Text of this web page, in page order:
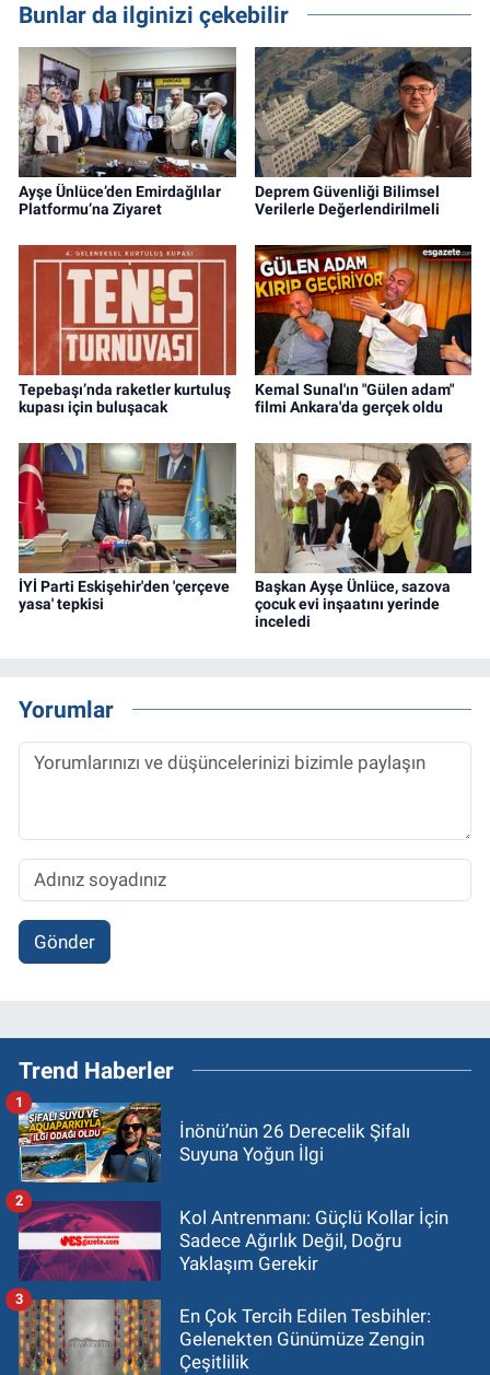
Bunlar da ilginizi çekebilir
Ayşe Ünlüce’den Emirdağlılar
Platformu’na Ziyaret
Deprem Güvenliği Bilimsel
Verilerle Değerlendirilmeli
Tepebaşı’nda raketler kurtuluş
kupası için buluşacak
Kemal Sunal'ın "Gülen adam"
filmi Ankara'da gerçek oldu
İYİ Parti Eskişehir'den 'çerçeve
yasa' tepkisi
Başkan Ayşe Ünlüce, sazova
çocuk evi inşaatını yerinde
inceledi
Yorumlar
Gönder
Trend Haberler
İnönü’nün 26 Derecelik Şifalı
Suyuna Yoğun İlgi
1
Kol Antrenmanı: Güçlü Kollar İçin
Sadece Ağırlık Değil, Doğru
Yaklaşım Gerekir
2
En Çok Tercih Edilen Tesbihler:
Gelenekten Günümüze Zengin
Çeşitlilik
3